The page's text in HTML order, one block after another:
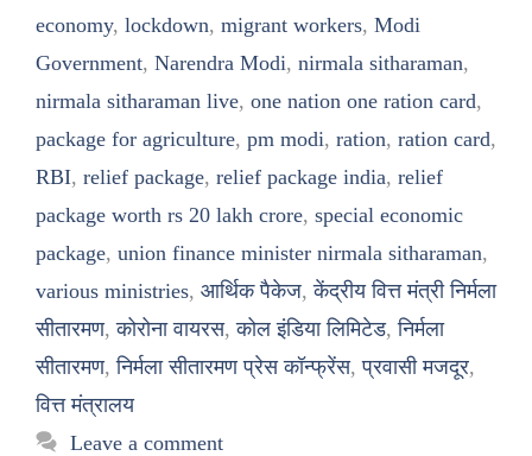
economy, lockdown, migrant workers, Modi
Government, Narendra Modi, nirmala sitharaman,
nirmala sitharaman live, one nation one ration card,
package for agriculture, pm modi, ration, ration card,
RBI, relief package, relief package india, relief
package worth rs 20 lakh crore, special economic
package, union finance minister nirmala sitharaman,
various ministries, आर्थिक पैकेज,केंद्रीय वित्त मंत्री निर्मला
सीतारमण,कोरोना वायरस,कोल इंडिया लिमिटेड,निर्मला
सीतारमण,निर्मला सीतारमण प्रेस कॉन्फ्रेंस,प्रवासी मजदूर,
वित्त मंत्रालय
Leave a comment